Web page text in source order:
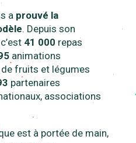
a prouvé la
. Depuis son
41 000 repas
animations
fruits et légumes
partenaires
associations
est à portée de main,